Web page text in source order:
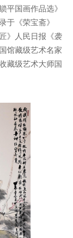
平国画作品选》
于《荣宝斋》
》人民日报《袭
馆藏级艺术名家
藏级艺术大师国